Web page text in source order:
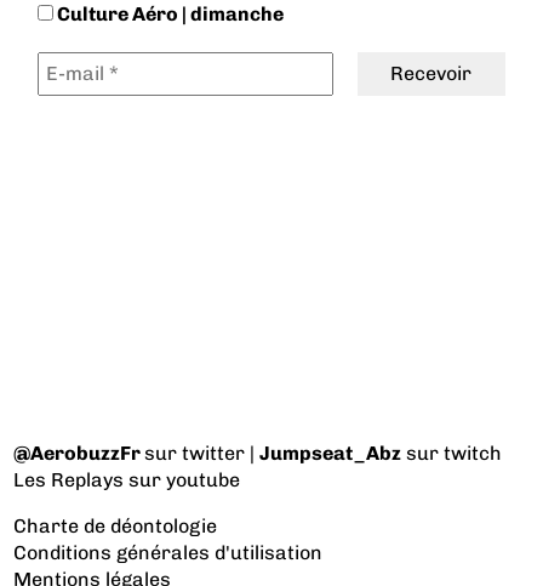
Culture Aéro | dimanche
@AerobuzzFrsur twitter |Jumpseat_Abz sur twitch
Les Replays sur youtube
Charte de déontologie
Conditions générales d'utilisation
Mentions légales